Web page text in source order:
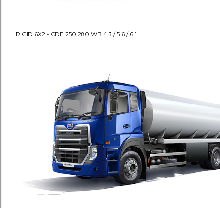
RIGID 6X2 - CDE 250,280 WB 4.3 / 5.6 / 6.1